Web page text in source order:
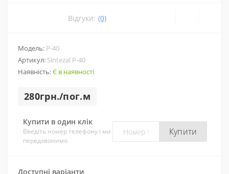
Відгуки: (0)
Модель: P-40
Артикул: Sintezal P-40
Наявність:Є в наявності
280грн./пог.м
Купити в один клік
Введіть номер телефону і ми
передзвонимо
Купити
Доступні варіанти